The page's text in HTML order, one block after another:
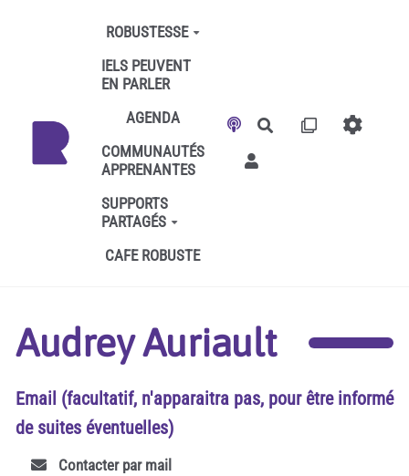
Aller au contenu principal
ROBUSTESSE
IELS PEUVENT
EN PARLER
AGENDA
COMMUNAUTÉS
APPRENANTES
SUPPORTS
PARTAGÉS
CAFE ROBUSTE
Rechercher
Audrey Auriault
Email (facultatif, n'apparaitra pas, pour être informé
de suites éventuelles)
Contacter par mail